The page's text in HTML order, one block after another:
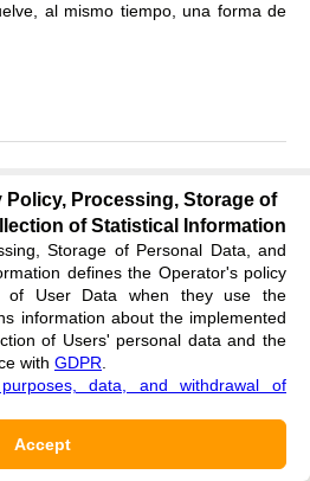
al mismo tiempo, una forma de
financial support to conduct the
the article
Processing, Storage of
of Statistical Information
Storage of Personal Data, and
defines the Operator's policy
of User Data when they use the
information about the implemented
of Users' personal data and the
with GDPR
data, and withdrawal of
Accept